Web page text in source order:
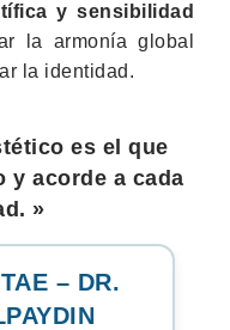
y sensibilidad
la armonía global
la identidad.
es el que
y acorde a cada
»
– DR.